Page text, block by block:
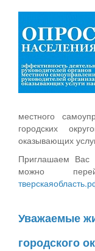
местного
городских
оказывающих
Приглашаем Вас
можно
Уважаемые
городского